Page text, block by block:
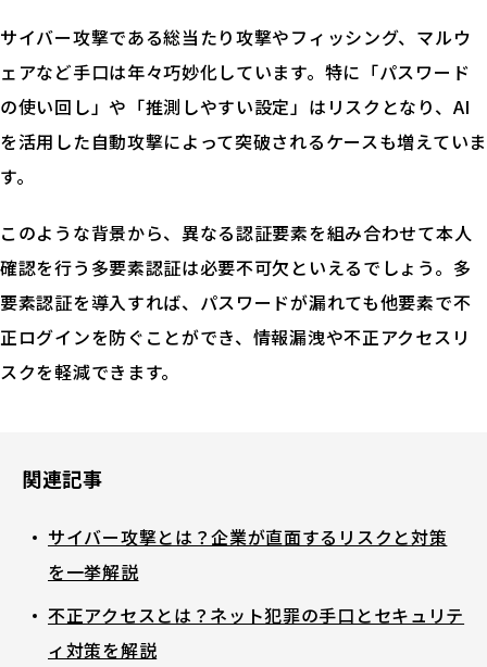
見積り依頼
サイバー攻撃である総当たり攻撃やフィッシング、マルウ
ェアなど手口は年々巧妙化しています。特に「パスワード
の使い回し」や「推測しやすい設定」はリスクとなり、AI
を活用した自動攻撃によって突破されるケースも増えていま
す。
このような背景から、異なる認証要素を組み合わせて本人
確認を行う多要素認証は必要不可欠といえるでしょう。多
要素認証を導入すれば、パスワードが漏れても他要素で不
正ログインを防ぐことができ、情報漏洩や不正アクセスリ
スクを軽減できます。
関連記事
サイバー攻撃とは？企業が直面するリスクと対策
を一挙解説
不正アクセスとは？ネット犯罪の手口とセキュリテ
ィ対策を解説